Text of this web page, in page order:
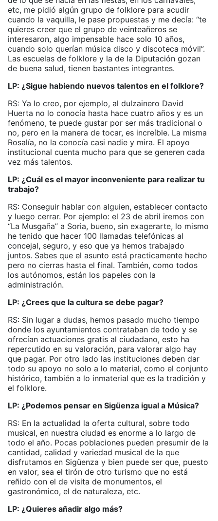
etc, me pidió algún grupo de folklore para acudir
cuando la vaquilla, le pase propuestas y me decía: “te
quieres creer que el grupo de veinteañeros se
interesaron, algo impensable hace solo 10 años,
cuando solo querían música disco y discoteca móvil”.
Las escuelas de folklore y la de la Diputación gozan
de buena salud, tienen bastantes integrantes.
LP: ¿Sigue habiendo nuevos talentos en el folklore?
RS: Ya lo creo, por ejemplo, al dulzainero David
Huerta no lo conocía hasta hace cuatro años y es un
fenómeno, te puede gustar por ser más tradicional o
no, pero en la manera de tocar, es increíble. La misma
Rosalía, no la conocía casi nadie y mira. El apoyo
institucional cuenta mucho para que se generen cada
vez más talentos.
LP: ¿Cuál es el mayor inconveniente para realizar tu
trabajo?
RS: Conseguir hablar con alguien, establecer contacto
y luego cerrar. Por ejemplo: el 23 de abril iremos con
“La Musgaña” a Soria, bueno, sin exagerarte, lo mismo
he tenido que hacer 100 llamadas telefónicas al
concejal, seguro, y eso que ya hemos trabajado
juntos. Sabes que el asunto está practicamente hecho
pero no cierras hasta el final. También, como todos
los autónomos, están los papeles con la
administración.
LP: ¿Crees que la cultura se debe pagar?
RS: Sin lugar a dudas, hemos pasado mucho tiempo
donde los ayuntamientos contrataban de todo y se
ofrecían actuaciones gratis al ciudadano, esto ha
repercutido en su valoración, para valorar algo hay
que pagar. Por otro lado las instituciones deben dar
todo su apoyo no solo a lo material, como el conjunto
histórico, también a lo inmaterial que es la tradición y
el folklore.
LP: ¿Podemos pensar en Sigüenza igual a Música?
RS: En la actualidad la oferta cultural, sobre todo
musical, en nuestra ciudad es enorme a lo largo de
todo el año. Pocas poblaciones pueden presumir de la
cantidad, calidad y variedad musical de la que
disfrutamos en Sigüenza y bien puede ser que, puesto
en valor, sea el tirón de otro turismo que no está
reñido con el de visita de monumentos, el
gastronómico, el de naturaleza, etc.
LP: ¿Quieres añadir algo más?